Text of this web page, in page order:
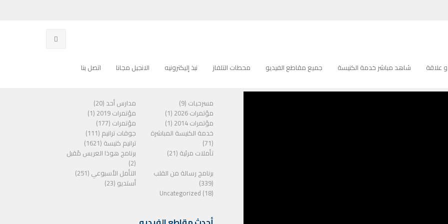
علاقة شاهد مباشر خدمة الكنيسة جميع مقاطع الفيديو محطات التلفاز نبذ إليكترونيه الانجيل مجانا اتصل بنا الفئات
مسرحيات (9)
مدارس أحد (20)
مؤتمرات 2026 (1)
مؤتمرات 2019 (1)
مؤتمرات 2014 (1)
مؤتمرات (177)
خدمة الكنيسة المباشرة
(71)
جوقات ترانيم (111)
ترانيم كنيسة (1621)
تأملات مرئية (21)
برنامج هوذا العريس مًقبل
(2)
برنامج رسالة من القلب
(339)
التأمل الأسبوعي (251)
أستديو (23)
Uncategorized (18)